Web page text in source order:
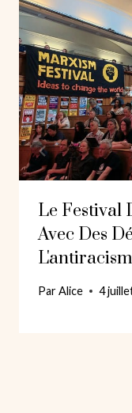
Le Festival
Avec Des
ParAlice 4